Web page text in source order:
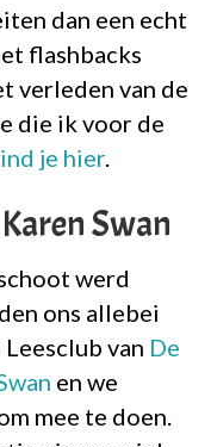
dan een echt
flashbacks
verleden van de
die ik voor de
je hier.
Swan
werd
ons allebei
van De
en we
mee te doen.